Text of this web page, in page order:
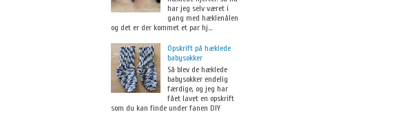
har jeg selv været i
gang med hæklenålen
og det er der kommet et par hj...
Opskrift på hæklede
babysokker
Så blev de hæklede
babysokker endelig
færdige, og jeg har
fået lavet en opskrift
som du kan finde under fanen DIY